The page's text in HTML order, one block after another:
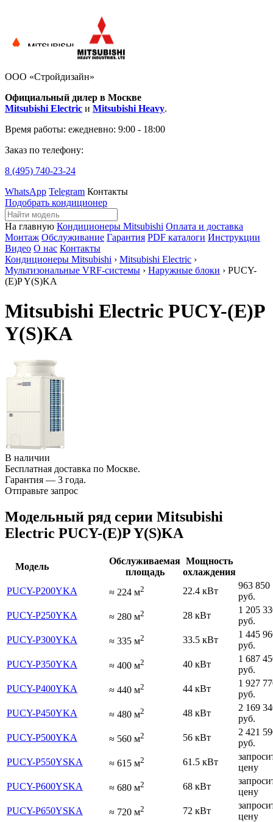
ООО «Стройдизайн»
Официальный дилер в Москве
Mitsubishi Electric и Mitsubishi Heavy.
Время работы: ежедневно: 9:00 - 18:00
Заказ по телефону:
8 (495) 740-23-24
WhatsApp Telegram Контакты
Подобрать кондиционер
На главную Кондиционеры Mitsubishi Оплата и доставка
Монтаж Обслуживание Гарантия PDF каталоги Инструкции
Видео О нас Контакты
Кондиционеры Mitsubishi › Mitsubishi Electric ›
Мультизональные VRF-системы › Наружные блоки › PUCY-
(E)P Y(S)KA
Mitsubishi Electric PUCY-(E)P
Y(S)KA
В наличии
Бесплатная доставка по Москве.
Гарантия — 3 года.
Отправьте запрос
Модельный ряд серии Mitsubishi
Electric PUCY-(E)P Y(S)KA
Модель
Обслуживаемая
площадь
Мощность
охлаждения
PUCY-P200YKA
≈ 224 м2 22.4 кВт
963 850
руб.
PUCY-P250YKA
≈ 280 м2 28 кВт
1 205
руб.
PUCY-P300YKA
≈ 335 м2 33.5 кВт
1 445
руб.
PUCY-P350YKA
≈ 400 м2 40 кВт
1 687
руб.
PUCY-P400YKA
≈ 440 м2 44 кВт
1 927
руб.
PUCY-P450YKA
≈ 480 м2 48 кВт
2 169
руб.
PUCY-P500YKA
≈ 560 м2 56 кВт
2 421
руб.
PUCY-P550YSKA
≈ 615 м2 61.5 кВт
цену
PUCY-P600YSKA
≈ 680 м2 68 кВт
цену
PUCY-P650YSKA
≈ 720 м2 72 кВт
цену